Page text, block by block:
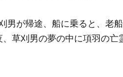
男が帰途、船に乗ると、老
草刈男の夢の中に項羽の亡